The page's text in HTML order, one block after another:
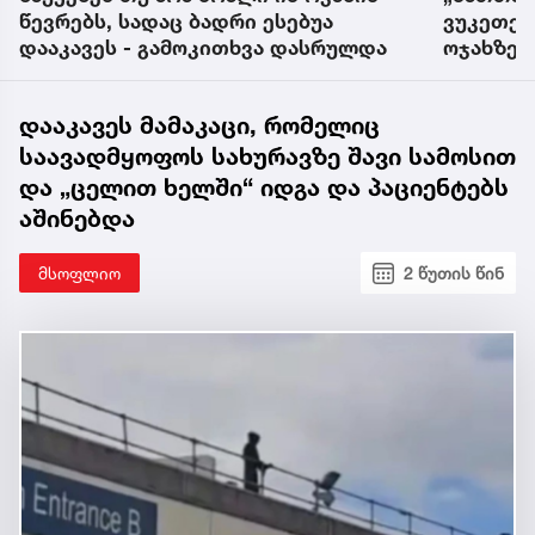
წევრებს, სადაც ბადრი ესებუა
დააკავეს - გამოკითხვა დასრულდა
ოჯახზე,
დააკავეს მამაკაცი, რომელიც
საავადმყოფოს სახურავზე შავი სამოსით
და „ცელით ხელში“ იდგა და პაციენტებს
აშინებდა
მსოფლიო 2 წუთის წინ